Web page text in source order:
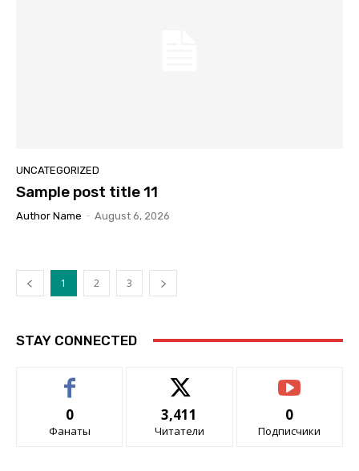
UNCATEGORIZED
Sample post title 11
Author Name - August 6, 2026
1 2 3
STAY CONNECTED
0
Фанаты
3,411
Читатели
0
Подписчики